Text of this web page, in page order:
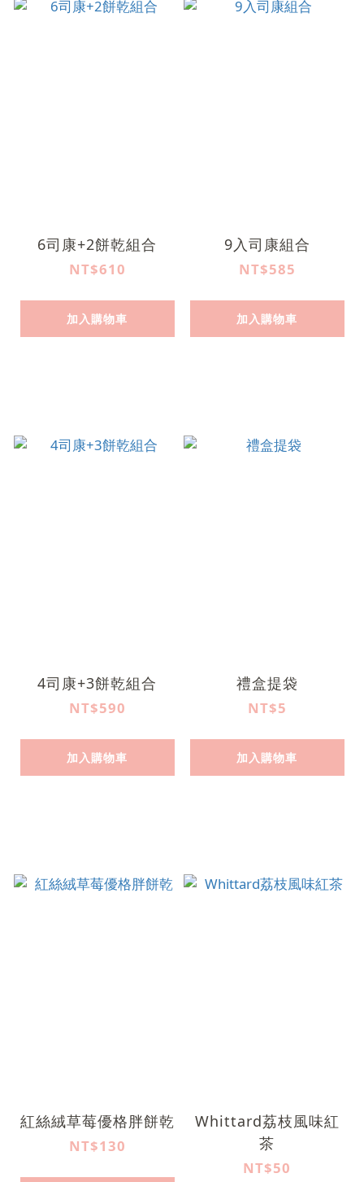
6司康+2餅乾組合
NT$610
加入購物車
9入司康組合
NT$585
加入購物車
4司康+3餅乾組合
NT$590
加入購物車
禮盒提袋
NT$5
加入購物車
紅絲絨草莓優格胖餅乾
NT$130
Whittard荔枝風味紅
茶
NT$50